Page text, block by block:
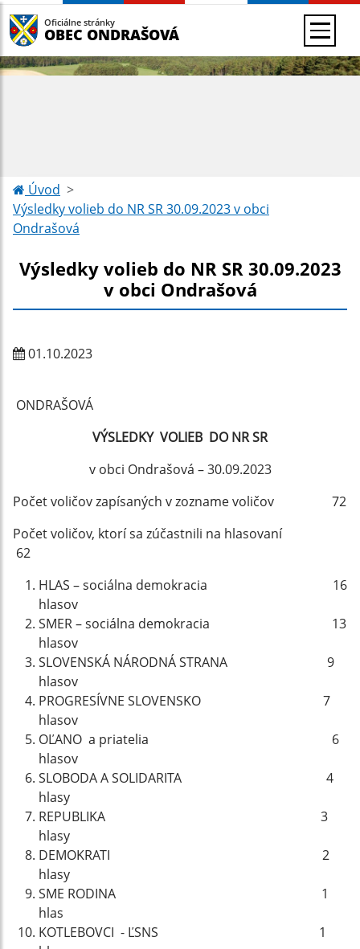
Oficiálne stránky
OBEC ONDRAŠOVÁ
Úvod
Výsledky volieb do NR SR 30.09.2023 v obci
Ondrašová
Výsledky volieb do NR SR 30.09.2023
v obci Ondrašová
01.10.2023
ONDRAŠOVÁ
VÝSLEDKY VOLIEB DO NR SR
v obci Ondrašová – 30.09.2023
Počet voličov zapísaných v zozname voličov 72
Počet voličov, ktorí sa zúčastnili na hlasovaní
62
HLAS – sociálna demokracia 16
hlasov
SMER – sociálna demokracia 13
hlasov
SLOVENSKÁ NÁRODNÁ STRANA 9
hlasov
PROGRESÍVNE SLOVENSKO 7
hlasov
OĽANO a priatelia 6
hlasov
SLOBODA A SOLIDARITA 4
hlasy
REPUBLIKA 3
hlasy
DEMOKRATI 2
hlasy
SME RODINA 1
hlas
KOTLEBOVCI - ĽSNS 1